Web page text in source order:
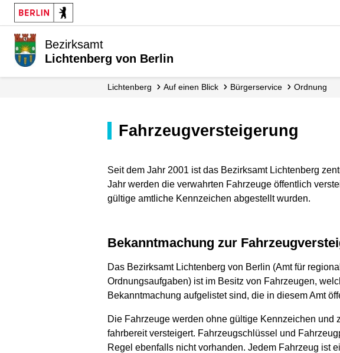
Bezirksamt
Lichtenberg von Berlin
Lichtenberg Auf einen Blick Bürgerservice Ordnung
Fahrzeugversteigerung
Seit dem Jahr 2001 ist das Bezirksamt Lichtenberg
Jahr werden die verwahrten Fahrzeuge öffentlich
gültige amtliche Kennzeichen abgestellt wurden.
Bekanntmachung zur
Das Bezirksamt Lichtenberg von Berlin (Amt für
Ordnungsaufgaben) ist im Besitz von Fahrzeugen,
Bekanntmachung aufgelistet sind, die in diesem Amt
Die Fahrzeuge werden ohne gültige Kennzeichen und
fahrbereit versteigert. Fahrzeugschlüssel und
Regel ebenfalls nicht vorhanden. Jedem Fahrzeug ist